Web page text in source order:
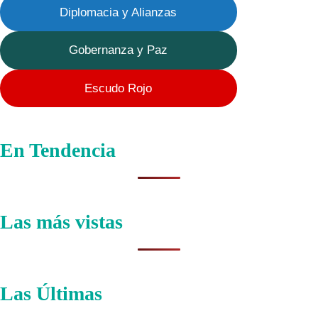
Diplomacia y Alianzas
Gobernanza y Paz
Escudo Rojo
En Tendencia
Las más vistas
Las Últimas